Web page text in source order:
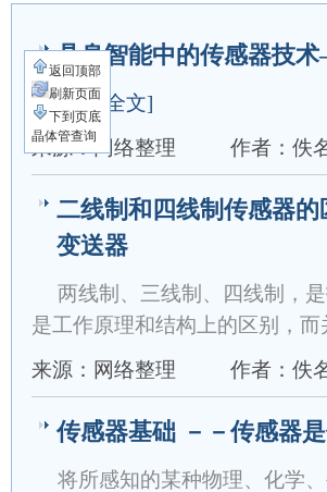
具身智能中的传感器技
[阅读全文]
来源：网络整理
作者：佚
二线制和四线制传感器
变送器
两线制、三线制、四线制，
是工作原理和结构上的区别，
来源：网络整理
作者：佚
传感器基础 －－传感器
将所感知的某种物理、化学
返回顶部
刷新页面
下到页底
晶体管查询